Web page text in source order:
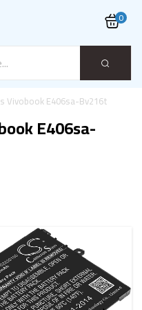
0
Vivobook E406sa-Bv216t
E406sa-